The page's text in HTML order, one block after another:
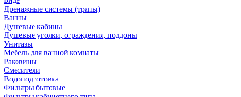
Дренажные системы (трапы)
Ванны
Душевые кабины
Душевые уголки, ограждения, поддоны
Унитазы
Мебель для ванной комнаты
Раковины
Смесители
Водоподготовка
Фильтры бытовые